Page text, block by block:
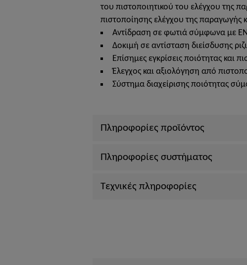
του πιστοποιητικού του ελέγχου της
πιστοποίησης ελέγχου της παραγωγής
Αντίδραση σε φωτιά σύμφωνα με
Δοκιμή σε αντίσταση διείσδυσης
Επίσημες εγκρίσεις ποιότητας και
Έλεγχος και αξιολόγηση από
Σύστημα διαχείρισης ποιότητας
Πληροφορίες προϊόντος
Πληροφορίες συστήματος
Τεχνικές πληροφορίες